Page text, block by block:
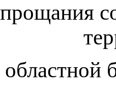
областной